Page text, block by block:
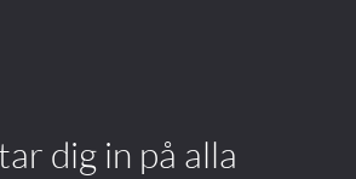
dig in på alla